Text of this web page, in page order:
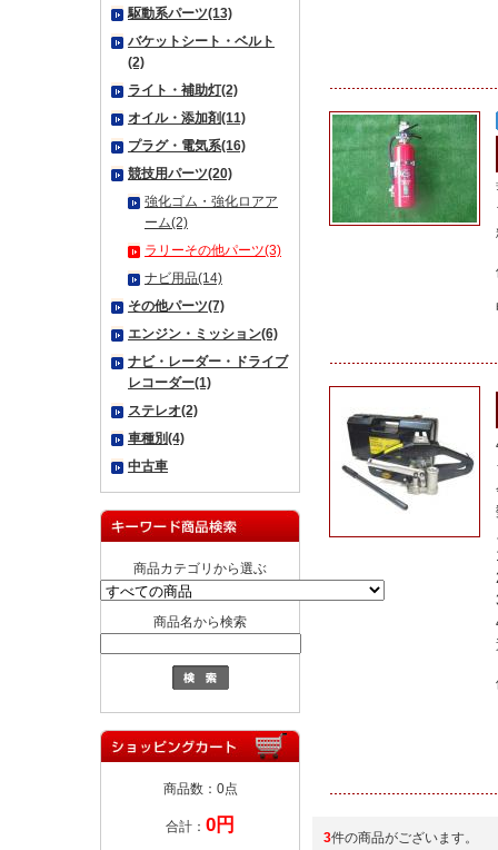
駆動系パーツ(13)
バケットシート・ベルト
(2)
ライト・補助灯(2)
オイル・添加剤(11)
プラグ・電気系(16)
競技用パーツ(20)
強化ゴム・強化ロアア
ーム(2)
ラリーその他パーツ(3)
ナビ用品(14)
その他パーツ(7)
エンジン・ミッション(6)
ナビ・レーダー・ドライブ
レコーダー(1)
ステレオ(2)
車種別(4)
中古車
商品カテゴリから選ぶ
商品名から検索
商品数：0点
合計： 0円
3件の商品がございます。